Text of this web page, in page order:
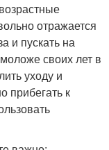
отражается
и пускать на
своих лет в
уходу и
прибегать к